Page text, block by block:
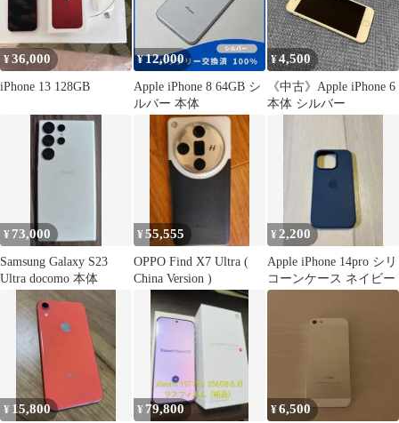
¥36,000
iPhone 13 128GB
¥12,000
Apple iPhone 8 64GB シ
ルバー 本体
¥4,500
《中古》Apple iPhone 6
本体 シルバー
¥ 73,000
Samsung Galaxy S23
Ultra docomo 本体
¥55,555
OPPO Find X7 Ultra (
China Version )
¥2,200
Apple iPhone 14pro シリ
コーンケース ネイビー
¥ 15,800 ¥ 79,800 ¥6,500